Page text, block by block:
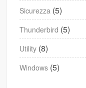
Sicurezza (5)
Thunderbird (5)
Utility (8)
Windows (5)